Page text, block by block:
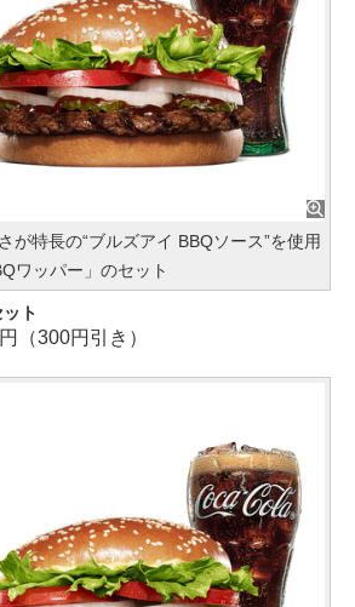
が特長の“ブルズアイ BBQソース”を使用
ワッパー」のセット
ト
（300円引き）